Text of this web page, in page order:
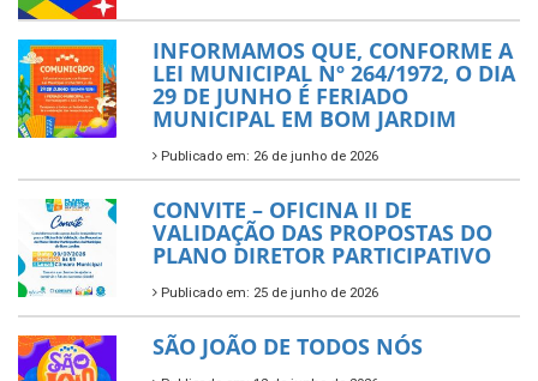
INFORMAMOS QUE, CONFORME A
LEI MUNICIPAL Nº 264/1972, O DIA
29 DE JUNHO É FERIADO
MUNICIPAL EM BOM JARDIM
Publicado em: 26 de junho de 2026
CONVITE – OFICINA II DE
VALIDAÇÃO DAS PROPOSTAS DO
PLANO DIRETOR PARTICIPATIVO
Publicado em: 25 de junho de 2026
SÃO JOÃO DE TODOS NÓS